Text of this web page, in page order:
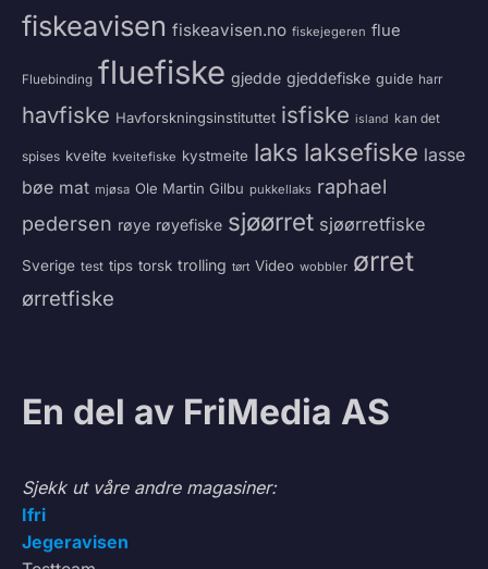
fiskeavisen fiskeavisen.no fiskejegeren flue
Fluebinding fluefiske gjedde gjeddefiske guide harr
havfiske Havforskningsinstituttet isfiske island kan det
spises kveite kveitefiske kystmeite laks laksefiske lasse
bøe mat mjøsa Ole Martin Gilbu pukkellaks raphael
pedersen røye røyefiske sjøørret sjøørretfiske
Sverige test tips torsk trolling tørt Video wobbler ørret
ørretfiske
En del av FriMedia AS
Sjekk ut våre andre magasiner:
Ifri
Jegeravisen